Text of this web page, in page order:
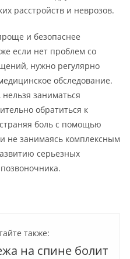
расстройств и неврозов.
и безопаснее
если нет проблем со
нужно регулярно
обследование.
заниматься
обратиться к
боль с помощью
не занимаясь комплексным
серьезных
также:
на спине болит